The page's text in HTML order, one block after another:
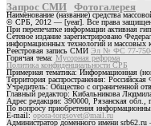
Запрос СМИ Фотогалерея
Наименование (название) средства
© СРБ, 2012 — [year]. Все права
При перепечатке информации активная
Сетевое издание зарегистрировано
информационных технологий и массовых
Реестровая запись СМИ Эл № ФС 77-
Горячая тема: Мусорная реформа
Политика конфиденциальности СРБ
Примерная тематика: Информационная
Территория распространения:
Учредитель: Общество с ограниченной
Главный редактор: Кибальникова
Адрес редакции: 390000, Рязанская
По вопросу приобретения
E-mail:opora-torgsovet@mail.ru
Администратор доменного имени